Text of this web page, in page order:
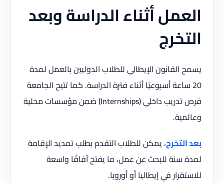
العمل أثناء الدراسة وبعد
التخرج
يسمح القانون الإيطالي للطلاب الدوليين بالعمل لمدة
20 ساعة أسبوعيًا أثناء فترة الدراسة. كما تتيح الجامعة
فرص تدريب داخلي (Internships) ضمن مؤسسات محلية
وعالمية.
بعد التخرج، يمكن للطلاب التقدم بطلب تمديد الإقامة
لمدة سنة للبحث عن عمل، ما يفتح آفاقًا واسعة
للاستقرار في إيطاليا أو أوروبا.